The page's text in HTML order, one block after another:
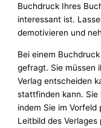
Buchdruck Ihres
interessant ist.
demotivieren und
Bei einem
gefragt. Sie müssen
Verlag entscheiden
stattfinden kann. Sie
indem Sie im
Leitbild des